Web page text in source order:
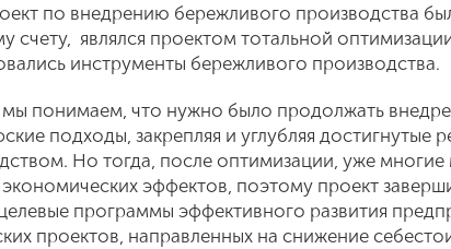
по внедрению бережливого производства
счету, являлся проектом тотальной
инструменты бережливого производства.
понимаем, что нужно было продолжать
подходы, закрепляя и углубляя достигнутые
Но тогда, после оптимизации, уже
эффектов, поэтому проект
программы эффективного развития
проектов, направленных на снижение